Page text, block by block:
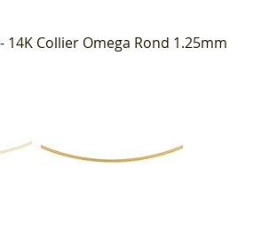
14K Collier Omega Rond 1.25mm